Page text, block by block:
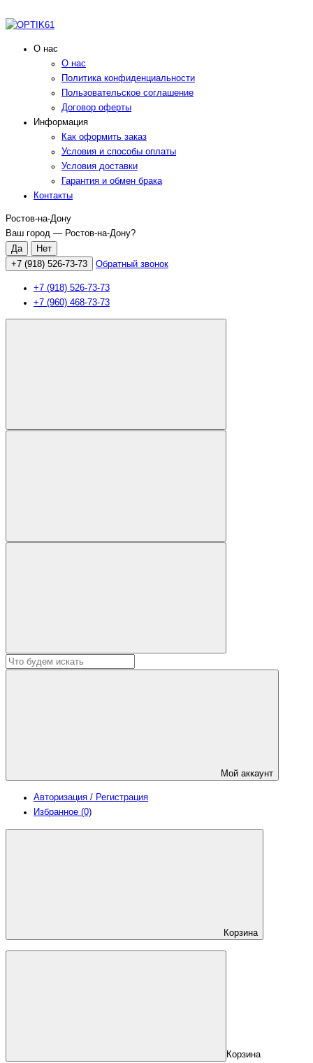
О нас
О нас
Политика конфиденциальности
Пользовательское соглашение
Договор оферты
Информация
Как оформить заказ
Условия и способы оплаты
Условия доставки
Гарантия и обмен брака
Контакты
Ростов-на-Дону
Ваш город — Ростов-на-Дону?
+7 (918) 526-73-73 Обратный звонок
+7 (918) 526-73-73
+7 (960) 468-73-73
Мой аккаунт
Авторизация / Регистрация
Избранное (0)
Корзина
Корзина